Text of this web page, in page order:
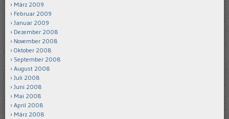
März 2009
Februar 2009
Januar 2009
Dezember 2008
November 2008
Oktober 2008
September 2008
August 2008
Juli 2008
Juni 2008
Mai 2008
April 2008
März 2008